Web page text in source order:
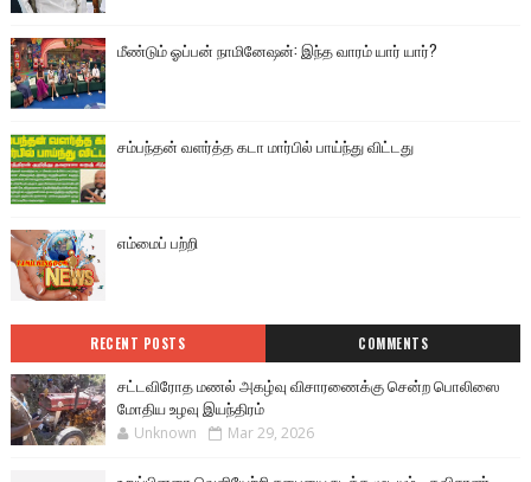
மீண்டும் ஓப்பன் நாமினேஷன்: இந்த வாரம் யார் யார்?
சம்பந்தன் வளர்த்த கடா மார்பில் பாய்ந்து விட்டது
எம்மைப் பற்றி
RECENT POSTS COMMENTS
சட்டவிரோத மணல் அகழ்வு விசாரணைக்கு சென்ற பொலிஸை
மோதிய உழவு இயந்திரம்
Unknown Mar 29, 2026